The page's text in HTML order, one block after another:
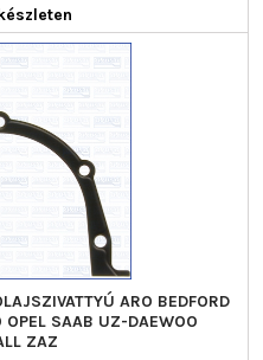
ARO BEDFORD
OPEL SAAB UZ-DAEWOO
ZAZ